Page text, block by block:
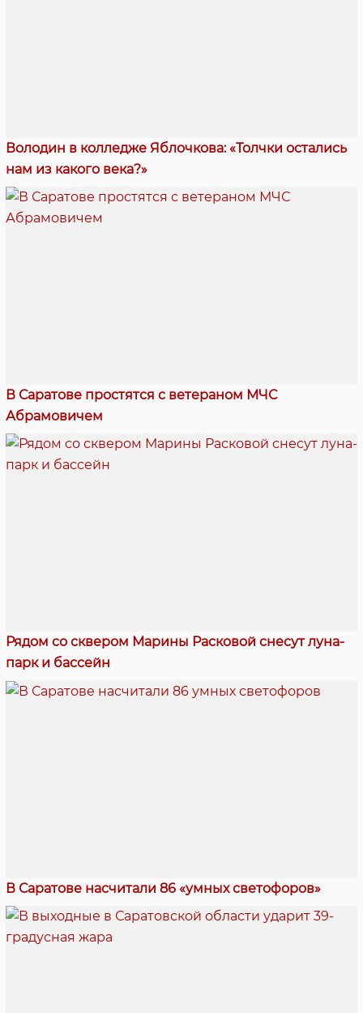
Володин в колледже Яблочкова: «Толчки остались
нам из какого века?»
В Саратове простятся с ветераном МЧС
Абрамовичем
Рядом со сквером Марины Расковой снесут луна-
парк и бассейн
В Саратове насчитали 86 «умных светофоров»